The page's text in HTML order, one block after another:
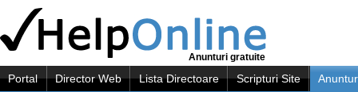
Anunturi gratuite
Portal Director Web Lista Directoare Scripturi Site